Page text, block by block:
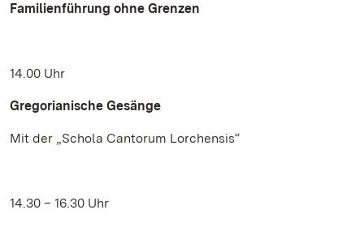
Familienführung ohne Grenzen
14.00 Uhr
Gregorianische Gesänge
Mit der „Schola Cantorum Lorchensis“
14.30 – 16.30 Uhr